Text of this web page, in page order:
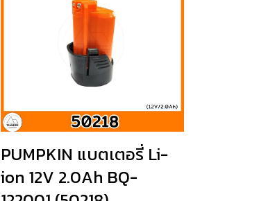
PUMPKIN แบตเตอรี่ Li-
ion 12V 2.0Ah BQ-